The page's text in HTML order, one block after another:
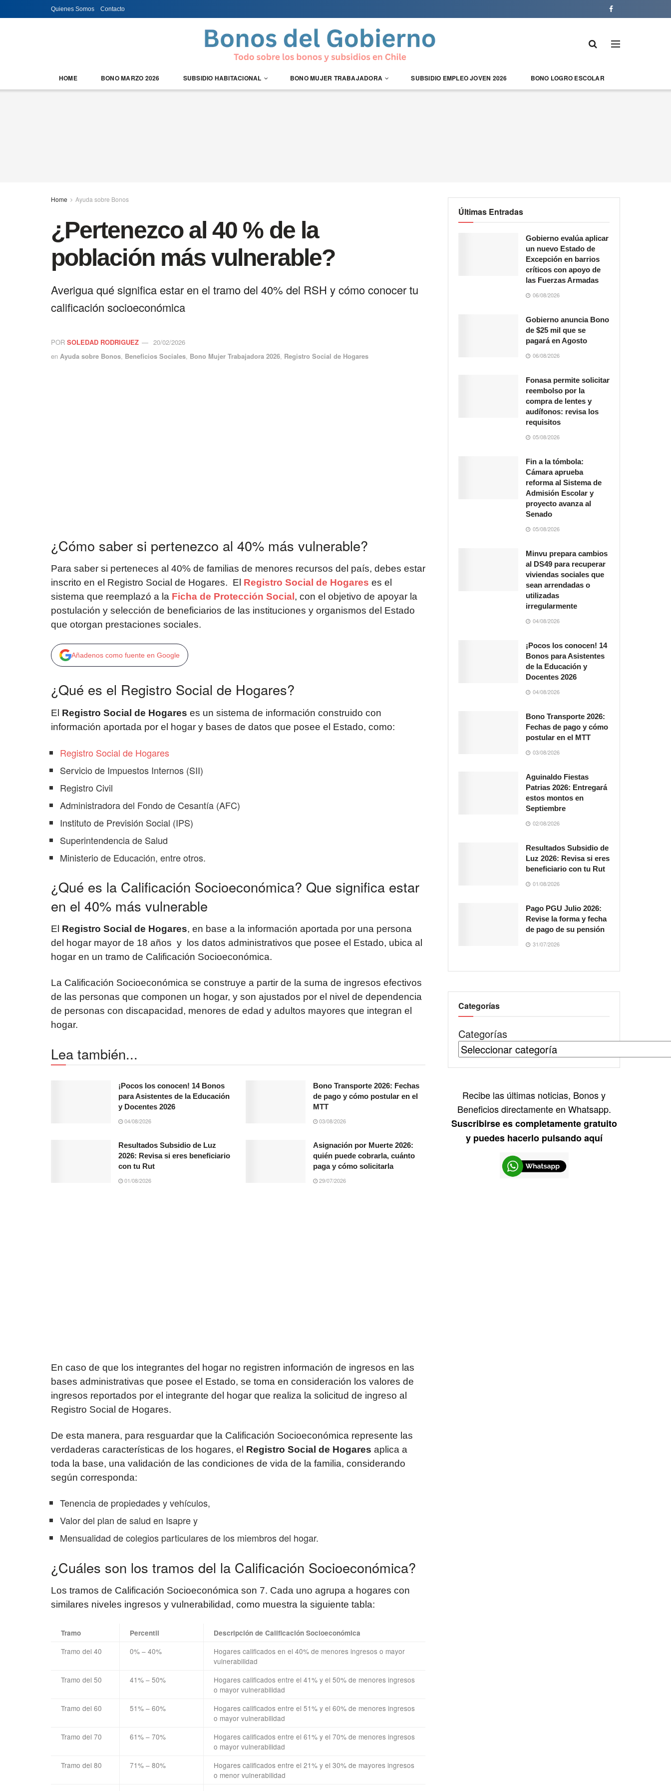
Quienes Somos Contacto
HOME BONO MARZO 2026 SUBSIDIO HABITACIONAL BONO MUJER TRABAJADORA SUBSIDIO EMPLEO JOVEN 2026 BONO LOGRO ESCOLAR
Home Ayuda sobre Bonos
¿Pertenezco al 40 % de la
población más vulnerable?
Averigua qué significa estar en el tramo del 40% del RSH y cómo conocer tu
calificación socioeconómica
POR SOLEDAD RODRIGUEZ
20/02/2026
en Ayuda sobre Bonos, Beneficios Sociales, Bono Mujer Trabajadora 2026, Registro Social de Hogares
¿Cómo saber si pertenezco al 40% más vulnerable?
Para saber si perteneces al 40% de familias de menores recursos del país, debes estar
inscrito en el Registro Social de Hogares. El Registro Social de Hogares es el
sistema que reemplazó a la Ficha de Protección Social , con el objetivo de apoyar la
postulación y selección de beneficiarios de las instituciones y organismos del Estado
que otorgan prestaciones sociales.
Añadenos como fuente en Google
¿Qué es el Registro Social de Hogares?
El Registro Social de Hogares es un sistema de información construido con
información aportada por el hogar y bases de datos que posee el Estado, como:
Registro Social de Hogares
Servicio de Impuestos Internos (SII)
Registro Civil
Administradora del Fondo de Cesantía (AFC)
Instituto de Previsión Social (IPS)
Superintendencia de Salud
Ministerio de Educación, entre otros.
¿Qué es la Calificación Socioeconómica? Que significa estar
en el 40% más vulnerable
El Registro Social de Hogares, en base a la información aportada por una persona
del hogar mayor de 18 años y los datos administrativos que posee el Estado, ubica al
hogar en un tramo de Calificación Socioeconómica.
La Calificación Socioeconómica se construye a partir de la suma de ingresos efectivos
de las personas que componen un hogar, y son ajustados por el nivel de dependencia
de personas con discapacidad, menores de edad y adultos mayores que integran el
hogar.
Lea también...
¡Pocos los conocen! 14 Bonos
para Asistentes de la Educación
y Docentes 2026
04/08/2026
Bono Transporte 2026: Fechas
de pago y cómo postular en el
MTT
03/08/2026
Resultados Subsidio de Luz
2026: Revisa si eres beneficiario
con tu Rut
01/08/2026
Asignación por Muerte 2026:
quién puede cobrarla, cuánto
paga y cómo solicitarla
29/07/2026
En caso de que los integrantes del hogar no registren información de ingresos en las
bases administrativas que posee el Estado, se toma en consideración los valores de
ingresos reportados por el integrante del hogar que realiza la solicitud de ingreso al
Registro Social de Hogares.
De esta manera, para resguardar que la Calificación Socioeconómica represente las
verdaderas características de los hogares, el Registro Social de Hogares aplica a
toda la base, una validación de las condiciones de vida de la familia, considerando
según corresponda:
Tenencia de propiedades y vehículos,
Valor del plan de salud en Isapre y
Mensualidad de colegios particulares de los miembros del hogar.
¿Cuáles son los tramos del la Calificación Socioeconómica?
Los tramos de Calificación Socioeconómica son 7. Cada uno agrupa a hogares con
similares niveles ingresos y vulnerabilidad, como muestra la siguiente tabla:
Tramo Percentil Descripción de Calificación Socioeconómica
Tramo del 40 0% – 40%
Hogares calificados en el 40% de menores ingresos o mayor
vulnerabilidad
Tramo del 50
41% – 50%
Hogares calificados entre el 41% y el 50% de menores ingresos
o mayor vulnerabilidad
Tramo del 60
51% – 60%
Hogares calificados entre el 51% y el 60% de menores ingresos
o mayor vulnerabilidad
Tramo del 70
61% – 70%
Hogares calificados entre el 61% y el 70% de menores ingresos
o mayor vulnerabilidad
Tramo del 80
71% – 80%
Hogares calificados entre el 21% y el 30% de mayores ingresos
o menor vulnerabilidad
Últimas Entradas
Gobierno evalúa aplicar
un nuevo Estado de
Excepción en barrios
críticos con apoyo de
las Fuerzas Armadas
06/08/2026
Gobierno anuncia Bono
de $25 mil que se
pagará en Agosto
06/08/2026
Fonasa permite solicitar
reembolso por la
compra de lentes y
audífonos: revisa los
requisitos
05/08/2026
Fin a la tómbola:
Cámara aprueba
reforma al Sistema de
Admisión Escolar y
proyecto avanza al
Senado
05/08/2026
Minvu prepara cambios
al DS49 para recuperar
viviendas sociales que
sean arrendadas o
utilizadas
irregularmente
04/08/2026
¡Pocos los conocen! 14
Bonos para Asistentes
de la Educación y
Docentes 2026
04/08/2026
Bono Transporte 2026:
Fechas de pago y cómo
postular en el MTT
03/08/2026
Aguinaldo Fiestas
Patrias 2026: Entregará
estos montos en
Septiembre
02/08/2026
Resultados Subsidio de
Luz 2026: Revisa si eres
beneficiario con tu Rut
01/08/2026
Pago PGU Julio 2026:
Revise la forma y fecha
de pago de su pensión
31/07/2026
Categorías
Categorías
Recibe las últimas noticias, Bonos y
Beneficios directamente en Whatsapp.
Suscribirse es completamente gratuito
y puedes hacerlo pulsando aquí